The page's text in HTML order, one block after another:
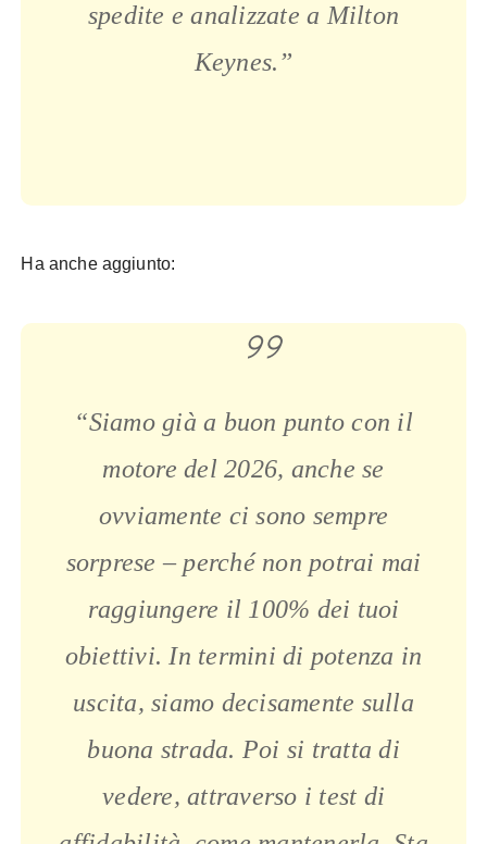
spedite e analizzate a Milton
Keynes.”
Ha anche aggiunto:
“Siamo già a buon punto con il
motore del 2026, anche se
ovviamente ci sono sempre
sorprese – perché non potrai mai
raggiungere il 100% dei tuoi
obiettivi. In termini di potenza in
uscita, siamo decisamente sulla
buona strada. Poi si tratta di
vedere, attraverso i test di